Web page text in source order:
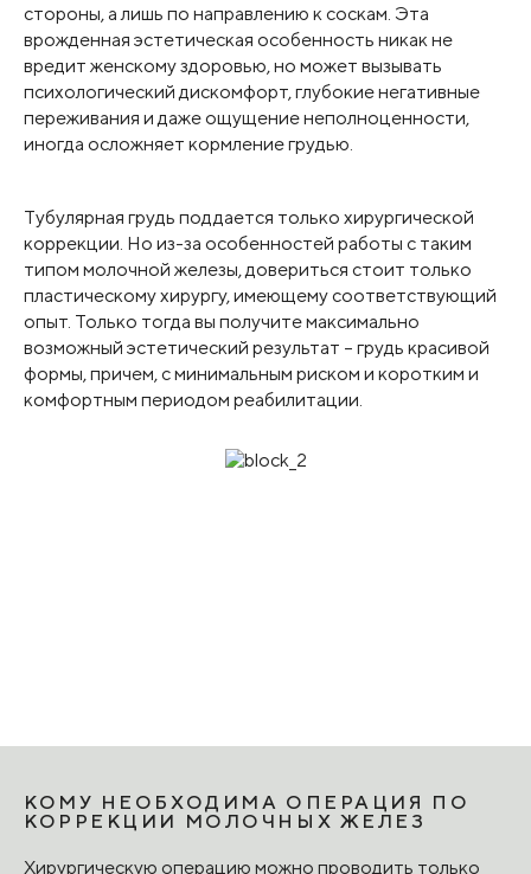
стороны, а лишь по направлению к соскам. Эта
врожденная эстетическая особенность никак не
вредит женскому здоровью, но может вызывать
психологический дискомфорт, глубокие негативные
переживания и даже ощущение неполноценности,
иногда осложняет кормление грудью.
Тубулярная грудь поддается только хирургической
коррекции. Но из-за особенностей работы с таким
типом молочной железы, довериться стоит только
пластическому хирургу, имеющему соответствующий
опыт. Только тогда вы получите максимально
возможный эстетический результат – грудь красивой
формы, причем, с минимальным риском и коротким и
комфортным периодом реабилитации.
КОМУ НЕОБХОДИМА ОПЕРАЦИЯ ПО
КОРРЕКЦИИ МОЛОЧНЫХ ЖЕЛЕЗ
Хирургическую операцию можно проводить только